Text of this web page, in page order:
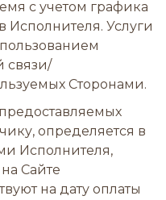
с учетом графика
Исполнителя. Услуги
связи/
Сторонами.
определяется в
Исполнителя,
Сайте
на дату оплаты